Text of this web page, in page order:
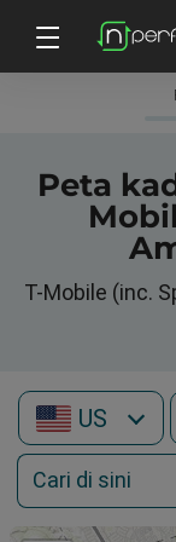
Peta
T-Mobile (inc.
US